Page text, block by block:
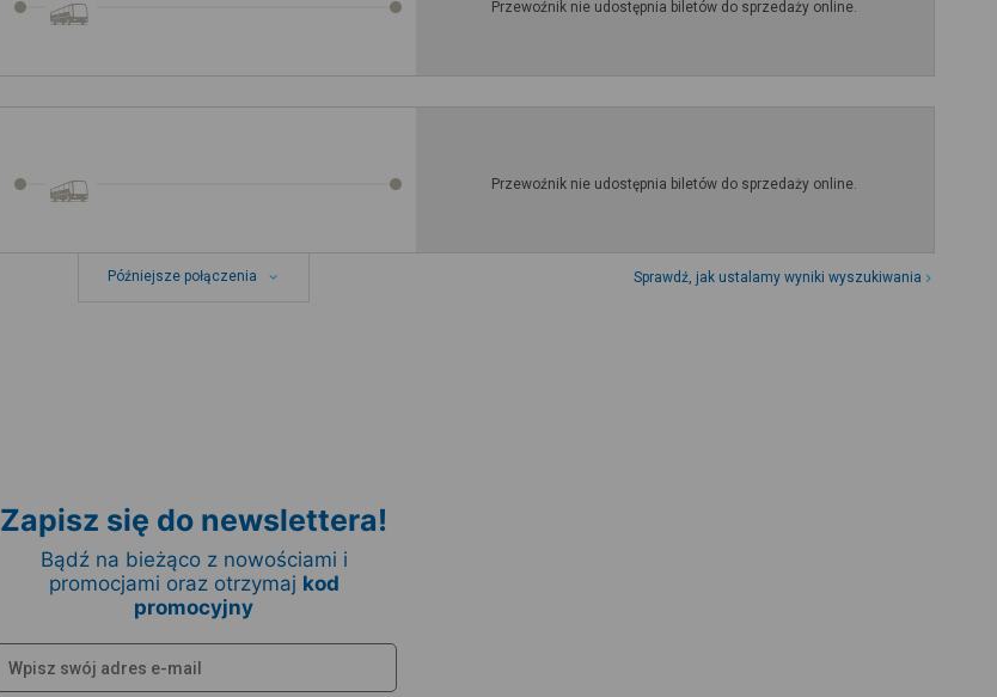
Przewoźnik nie udostępnia biletów do sprzedaży online.
Przewoźnik nie udostępnia biletów do sprzedaży online.
Późniejsze połączenia Sprawdź, jak ustalamy wyniki wyszukiwania
Zapisz się do newslettera!
Bądź na bieżąco z nowościami i
promocjami oraz otrzymaj kod
promocyjny